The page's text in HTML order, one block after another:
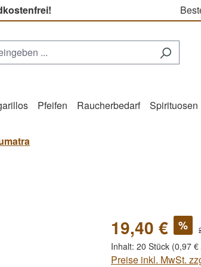
Pfeifen Raucherbedarf Spirituosen
19,40 € %
Inhalt: 20 Stück (0,97 €
Preise inkl. MwSt.